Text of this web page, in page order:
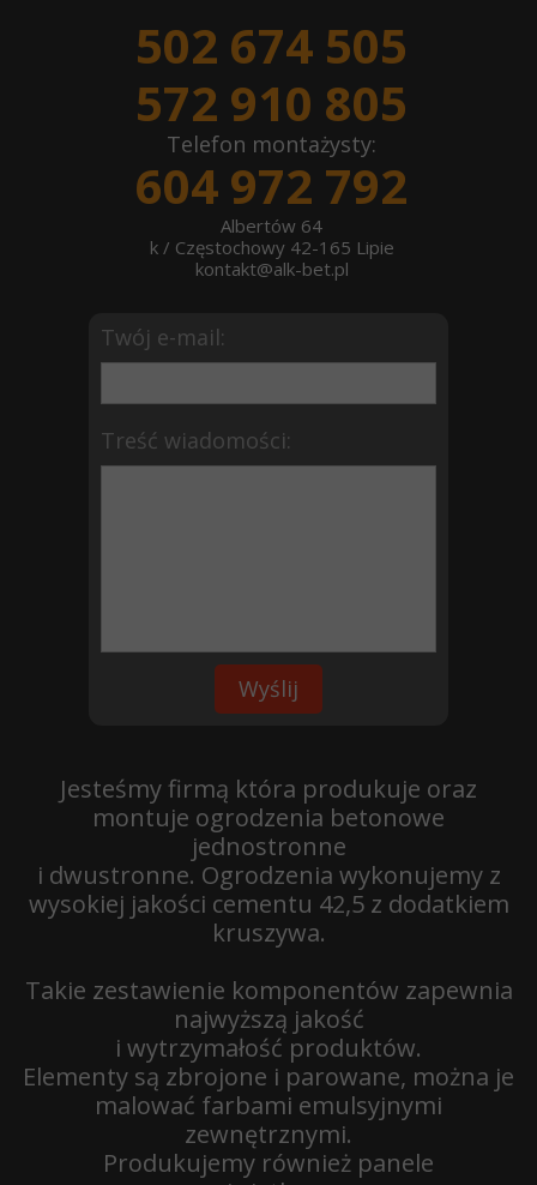
502 674 505
572 910 805
Telefon montażysty:
604 972 792
Albertów 64
k / Częstochowy 42-165 Lipie
kontakt@alk-bet.pl
Twój e-mail:
Treść wiadomości:
Wyślij
Jesteśmy firmą która produkuje oraz
montuje ogrodzenia betonowe
jednostronne
i dwustronne. Ogrodzenia wykonujemy z
wysokiej jakości cementu 42,5 z dodatkiem
kruszywa.
Takie zestawienie komponentów zapewnia
najwyższą jakość
i wytrzymałość produktów.
Elementy są zbrojone i parowane, można je
malować farbami emulsyjnymi
zewnętrznymi.
Produkujemy również panele